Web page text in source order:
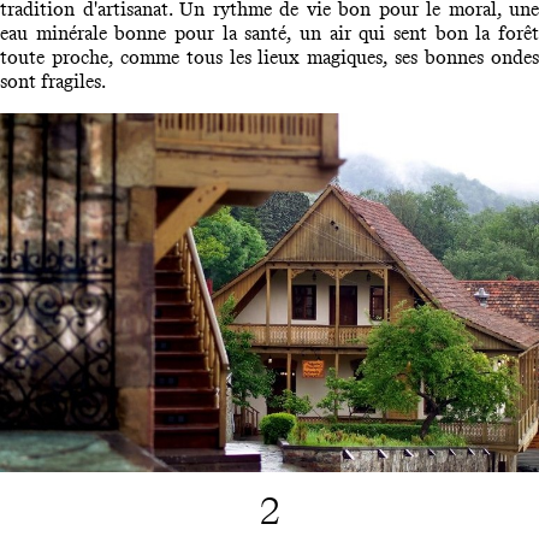
tradition d'artisanat. Un rythme de vie bon pour le moral, une
eau minérale bonne pour la santé, un air qui sent bon la forêt
toute proche, comme tous les lieux magiques, ses bonnes ondes
sont fragiles.
2